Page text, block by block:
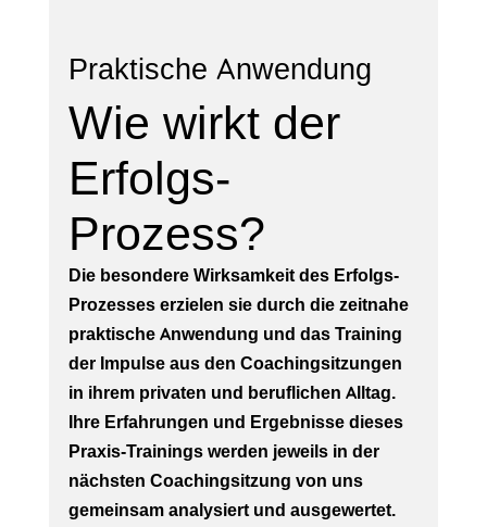
Praktische Anwendung
Wie wirkt der
Erfolgs-
Prozess?
Die besondere Wirksamkeit des Erfolgs-
Prozesses erzielen sie durch die zeitnahe
praktische Anwendung und das Training
der Impulse aus den Coachingsitzungen
in ihrem privaten und beruflichen Alltag.
Ihre Erfahrungen und Ergebnisse dieses
Praxis-Trainings werden jeweils in der
nächsten Coachingsitzung von uns
gemeinsam analysiert und ausgewertet.